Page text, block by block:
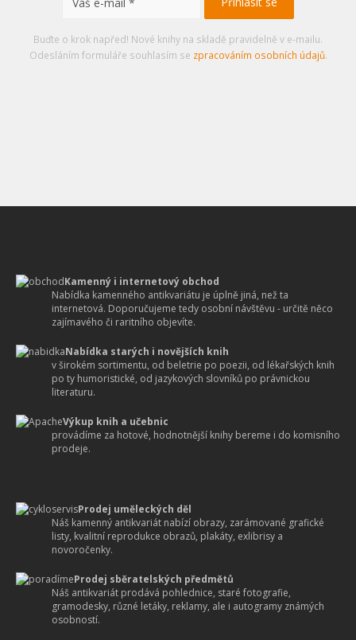
Buďte o krok napřed! Nové knihy na skladě pravidelně v e-mailu.
Odesláním formuláře souhlasím se zpracováním osobních údajů.
Kamenný i internetový obchod
Nabídka kamenného antikvariátu je úplně jiná, než ta
internetová. Doporučujeme tedy osobní návštěvu - určitě něco
zajímavého či raritního objevíte.
Nabídka starých i novějších knih
v širokém sortimentu, od beletrie po poezii, od lékařských knih
po ty humoristické, od jazykových slovníků po právnickou
literaturu.
Výkup knih a učebnic
provádíme za hotové, hodnotnější knihy bereme i do komisního
prodeje.
Prodej uměleckých děl
Náš kamenný antikvariát nabízí obrazy, zarámované grafické
listy, kvalitní reprodukce obrazů, plakáty, exlibrisy a
novoročenky.
Prodej sběratelských předmětů
Náš antikvariát prodává pohlednice, staré fotografie,
gramodesky, různé letáky, reklamy, ale i autogramy známých
osobností.